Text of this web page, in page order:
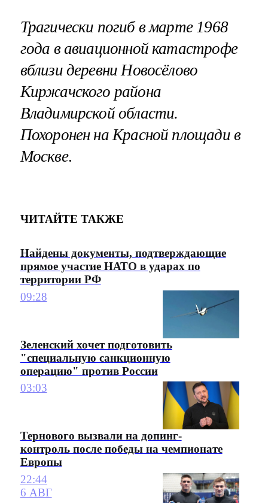
Трагически погиб в марте 1968
года в авиационной катастрофе
вблизи деревни Новосёлово
Киржачского района
Владимирской области.
Похоронен на Красной площади в
Москве.
ЧИТАЙТЕ ТАКЖЕ
Найдены документы, подтверждающие
прямое участие НАТО в ударах по
территории РФ
09:28
Зеленский хочет подготовить
"специальную санкционную
операцию" против России
03:03
Тернового вызвали на допинг-
контроль после победы на чемпионате
Европы
22:44
6 АВГ